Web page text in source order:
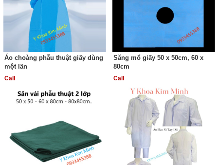
Áo choàng phẫu thuật giấy dùng
một lần
Call
Săng mổ giấy 50 x 50cm, 60 x
80cm
Call